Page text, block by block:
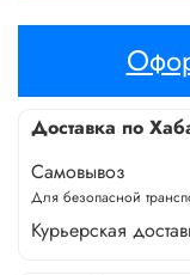
Доставка по
Самовывоз
Для безопасной
Курьерская